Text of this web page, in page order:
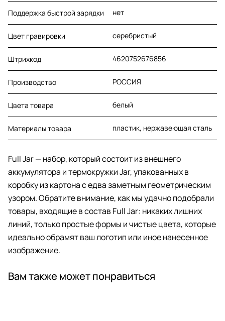
Поддержка быстрой зарядки нет
Цвет гравировки серебристый
Штрихкод 4620752676856
Производство РОССИЯ
Цвета товара белый
Материалы товара пластик, нержавеющая cталь
Full Jar — набор, который состоит из внешнего
аккумулятора и термокружки Jar, упакованных в
коробку из картона с едва заметным геометрическим
узором. Обратите внимание, как мы удачно подобрали
товары, входящие в состав Full Jar: никаких лишних
линий, только простые формы и чистые цвета, которые
идеально обрамят ваш логотип или иное нанесенное
изображение.
Вам также может понравиться